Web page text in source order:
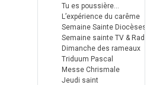
Tu es poussière…
L’expérience du carême
Semaine Sainte Diocèses
Semaine sainte TV & Radio
Dimanche des rameaux
Triduum Pascal
Messe Chrismale
Jeudi saint